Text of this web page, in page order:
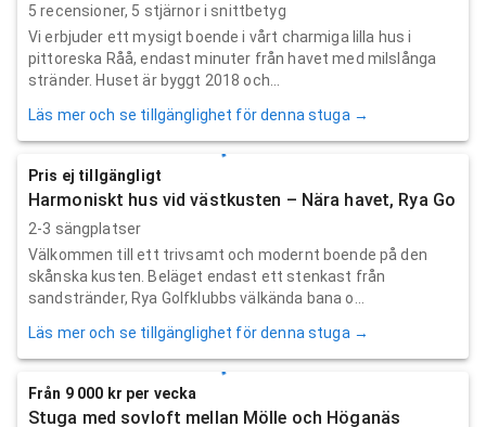
5 recensioner, 5 stjärnor i snittbetyg
Vi erbjuder ett mysigt boende i vårt charmiga lilla hus i
pittoreska Råå, endast minuter från havet med milslånga
stränder. Huset är byggt 2018 och...
Läs mer och se tillgänglighet för denna stuga →
Pris ej tillgängligt
Harmoniskt hus vid västkusten – Nära havet, Rya Go
2-3 sängplatser
Välkommen till ett trivsamt och modernt boende på den
skånska kusten. Beläget endast ett stenkast från
sandstränder, Rya Golfklubbs välkända bana o...
Läs mer och se tillgänglighet för denna stuga →
Från 9 000 kr per vecka
Stuga med sovloft mellan Mölle och Höganäs